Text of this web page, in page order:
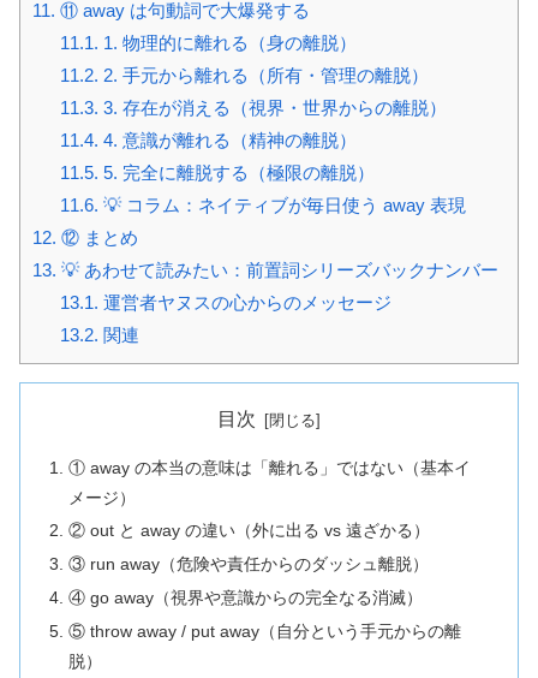
11. ⑪ away は句動詞で大爆発する
11.1. 1. 物理的に離れる（身の離脱）
11.2. 2. 手元から離れる（所有・管理の離脱）
11.3. 3. 存在が消える（視界・世界からの離脱）
11.4. 4. 意識が離れる（精神の離脱）
11.5. 5. 完全に離脱する（極限の離脱）
11.6. 💡 コラム：ネイティブが毎日使う away 表現
12. ⑫ まとめ
13. 💡 あわせて読みたい：前置詞シリーズバックナンバー
13.1. 運営者ヤヌスの心からのメッセージ
13.2. 関連
目次
① away の本当の意味は「離れる」ではない（基本イ
メージ）
② out と away の違い（外に出る vs 遠ざかる）
③ run away（危険や責任からのダッシュ離脱）
④ go away（視界や意識からの完全なる消滅）
⑤ throw away / put away（自分という手元からの離
脱）